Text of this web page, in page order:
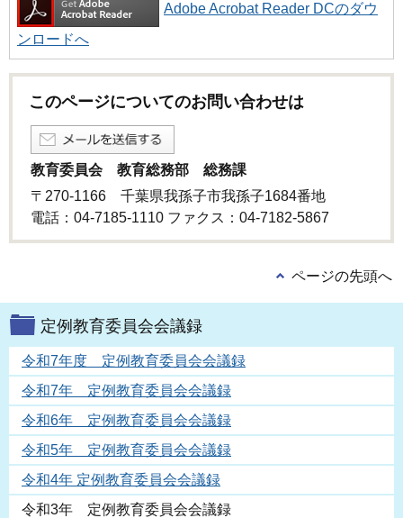
Adobe Acrobat Reader DCのダウ
ンロードへ
このページについてのお問い合わせは
教育委員会 教育総務部 総務課
〒270-1166 千葉県我孫子市我孫子1684番地
電話：04-7185-1110 ファクス：04-7182-5867
ページの先頭へ
定例教育委員会会議録
令和7年度 定例教育委員会会議録
令和7年 定例教育委員会会議録
令和6年 定例教育委員会会議録
令和5年 定例教育委員会会議録
令和4年 定例教育委員会会議録
令和3年 定例教育委員会会議録